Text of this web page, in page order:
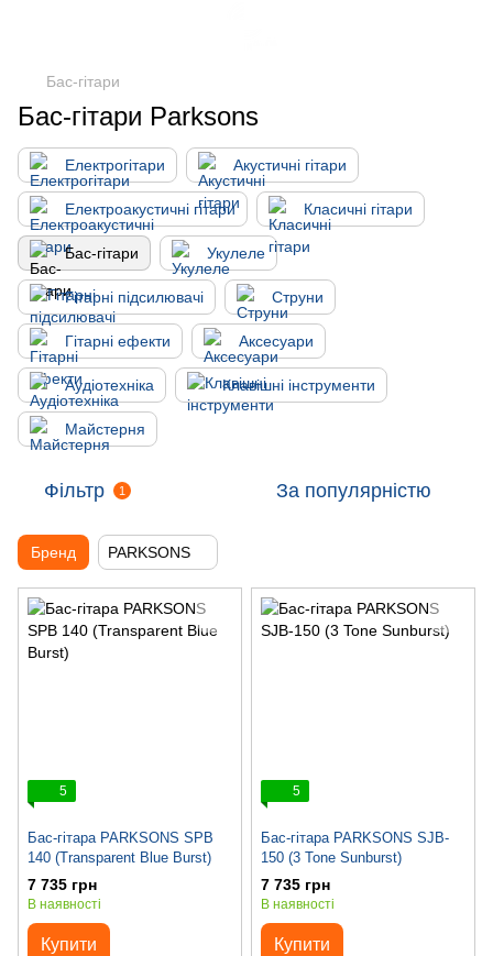
Бас-гітари
Бас-гітари Parksons
Електрогітари Акустичні гітари
Електроакустичні гітари Класичні гітари
Бас-гітари Укулеле
Гітарні підсилювачі Струни
Гітарні ефекти Аксесуари
Аудіотехніка Клавішні інструменти
Майстерня
Фільтр 1 За популярністю
Бренд PARKSONS
5
Бас-гітара PARKSONS SPB
140 (Transparent Blue Burst)
7 735 грн
В наявності
Купити
5
Бас-гітара PARKSONS SJB-
150 (3 Tone Sunburst)
7 735 грн
В наявності
Купити